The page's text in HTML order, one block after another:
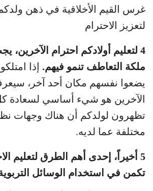
غرس القيم الأخلاقية في ذهن
لتعزيز الاحترام
4 لتعليم أولادكم احترام الآخرين،
ملكة التعاطف تنمو فيهم. إذا
يضعوا نفسهم مكان أحد آخر،
الآخرين هو شيء أساسي لسعادة
تظهرون لولدكم أن هناك وجهات
مختلفة عما لديه.
5 أخيراً، إحدى أهم الطرق لتعليم
تكمن في استخدام الوسائل التربوية